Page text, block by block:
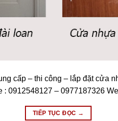
cấp – thi công – lắp đặt cửa
: 0912548127 – 0977187326
TIẾP TỤC ĐỌC →